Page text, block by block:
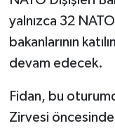
yalnızca 32
bakanlarının
devam edecek.
Fidan, bu
Zirvesi